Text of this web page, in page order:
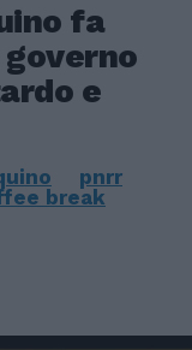
fa
e
pnrr
break